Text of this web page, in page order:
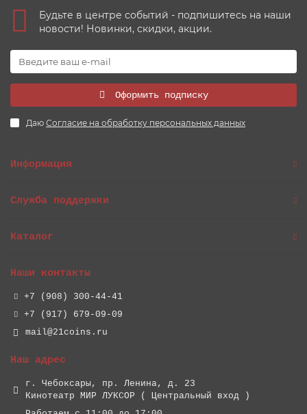
Будьте в центре событий - подпишитесь на наши
новости! Новинки, скидки, акции.
Оформить подписку
Даю Согласие на обработку персональных данных
Информация
Служба поддержки
Каталог
Наши контакты
+7 (908) 300-44-41
+7 (917) 679-09-09
mail@21coins.ru
Наш адрес
г. Чебоксары, пр. Ленина, д. 23
Кинотеатр МИР ЛУКСОР ( Центральный вход )